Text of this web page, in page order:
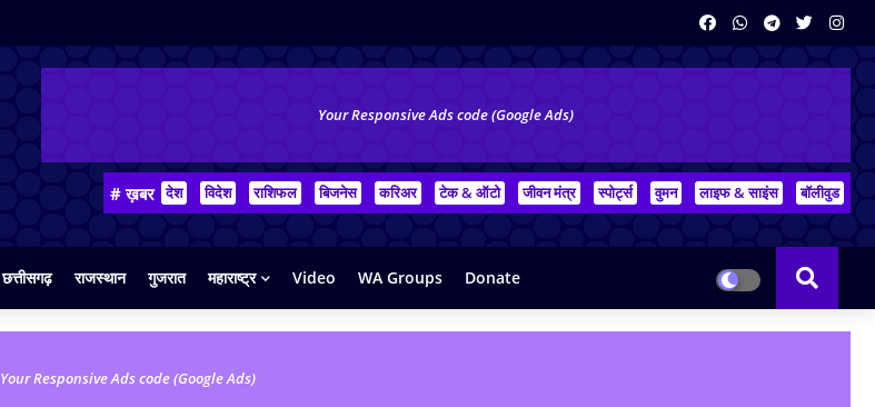
Your Responsive Ads code (Google Ads)
# ख़बर देश विदेश राशिफल बिजनेस करिअर टेक & ऑटो जीवन मंत्र स्पोर्ट्स वुमन लाइफ & साइंस बॉलीवुड
छत्तीसगढ़ राजस्थान गुजरात महाराष्ट्र Video WA Groups Donate
Your Responsive Ads code (Google Ads)